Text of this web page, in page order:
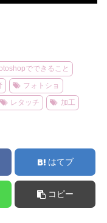
でできること
フォトショ
レタッチ 加工
はてブ
コピー